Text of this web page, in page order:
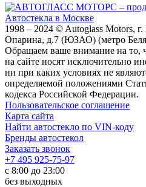
Автостекла в Москве
1998 – 2024 © Autoglass Motors,
Опарина, д.7 (ЮЗАО) (метро
Обращаем ваше внимание на то,
на сайте носят исключительно
ни при каких условиях не
определяемой положениями
кодекса Российской Федерации.
Пользовательское соглашение
Карта сайта
Найти автостекло по VIN-коду
Бренды автостекол
Заказать звонок
+7 495 925-75-97
с 8:00 до 23:00
без выходных